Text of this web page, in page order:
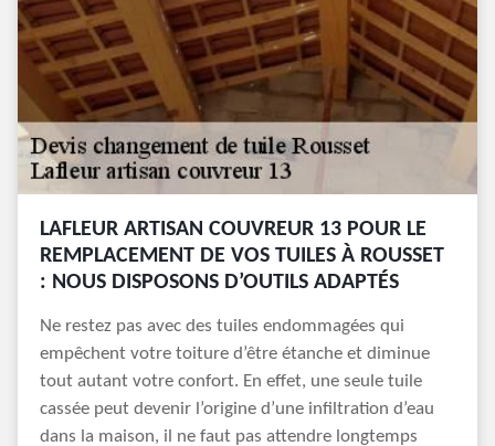
LAFLEUR ARTISAN COUVREUR 13 POUR LE
REMPLACEMENT DE VOS TUILES À ROUSSET
: NOUS DISPOSONS D’OUTILS ADAPTÉS
Ne restez pas avec des tuiles endommagées qui
empêchent votre toiture d’être étanche et diminue
tout autant votre confort. En effet, une seule tuile
cassée peut devenir l’origine d’une infiltration d’eau
dans la maison, il ne faut pas attendre longtemps